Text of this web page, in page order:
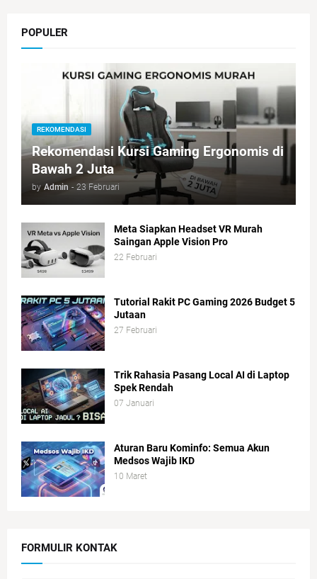
POPULER
REKOMENDASI
Rekomendasi Kursi Gaming Ergonomis di
Bawah 2 Juta
by Admin - 23 Februari
Meta Siapkan Headset VR Murah
Saingan Apple Vision Pro
22 Februari
Tutorial Rakit PC Gaming 2026 Budget 5
Jutaan
27 Februari
Trik Rahasia Pasang Local AI di Laptop
Spek Rendah
07 Januari
Aturan Baru Kominfo: Semua Akun
Medsos Wajib IKD
10 Maret
FORMULIR KONTAK